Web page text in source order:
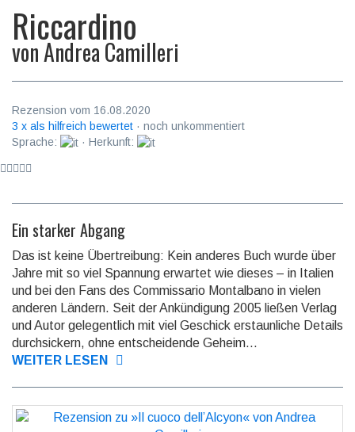
Riccardino
vonAndrea Camilleri
Rezension vom 16.08.2020
3 x als hilfreich bewertet · noch unkommentiert
Sprache:
· Herkunft:
Ein starker Abgang
Das ist keine Übertreibung: Kein anderes Buch wurde über
Jahre mit so viel Spannung erwartet wie dieses – in Italien
und bei den Fans des Commis­sario Montalb­ano in vielen
anderen Ländern. Seit der Ankündi­gung 2005 ließen Verlag
und Autor gelegent­lich mit viel Geschick erstaun­liche Details
durch­sickern, ohne entschei­dende Geheim...
WEITER LESEN